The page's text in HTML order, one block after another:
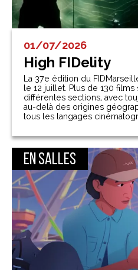
01/07/2026
High FIDelity
La 37e édition du
le 12 juillet. Plus de 130
différentes sections, avec
au-delà des origines
tous les langages
En salles